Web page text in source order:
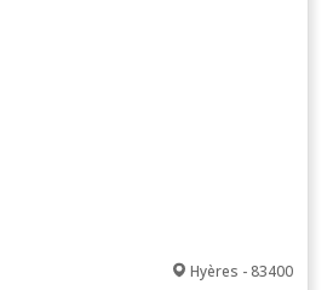
Hyères - 83400